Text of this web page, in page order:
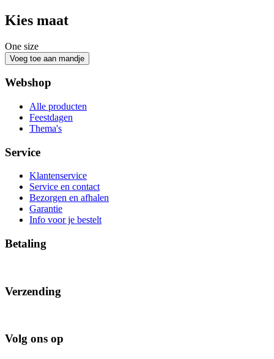
Kies maat
One size
Webshop
Alle producten
Feestdagen
Thema's
Service
Klantenservice
Service en contact
Bezorgen en afhalen
Garantie
Info voor je bestelt
Betaling
Verzending
Volg ons op